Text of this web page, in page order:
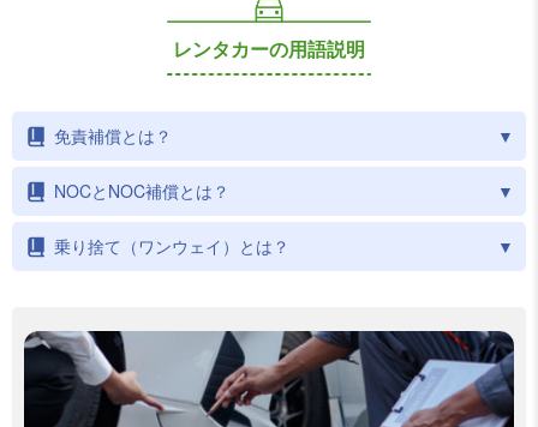
レンタカーの用語説明
免責補償とは？
NOCとNOC補償とは？
乗り捨て（ワンウェイ）とは？